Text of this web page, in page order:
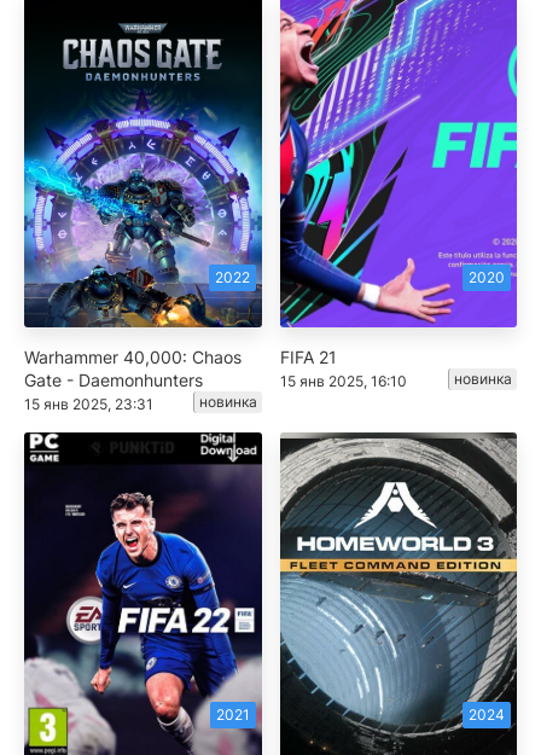
2022
Warhammer 40,000: Chaos
Gate - Daemonhunters
15 янв 2025, 23:31 новинка
2020
FIFA 21
15 янв 2025, 16:10 новинка
2021 2024